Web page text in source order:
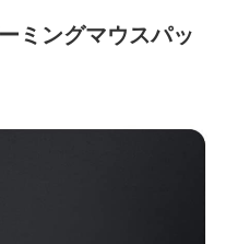
ミングマウスパッ